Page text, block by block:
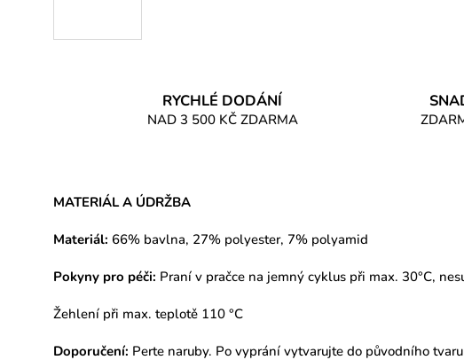
RYCHLÉ DODÁNÍ
NAD 3 500 KČ ZDARMA
MATERIÁL A ÚDRŽBA
Materiál: 66% bavlna, 27% polyester, 7% polyamid
Pokyny pro péči: Praní v pračce na jemný cyklus při max. 30°C,
Žehlení při max. teplotě 110 °C
Doporučení: Perte naruby. Po vyprání vytvarujte do původního tvaru